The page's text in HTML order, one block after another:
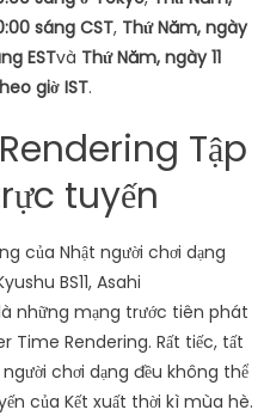
sáng CST, Thứ Năm, ngày
ESTvà Thứ Năm, ngày 11
giờ IST.
Tập
tuyến
của Nhật người chơi dạng
BS11, Asahi
những mạng trước tiên phát
Time Rendering. Rất tiếc, tất
chơi dạng đều không thể
của Kết xuất thời kì mùa hè.